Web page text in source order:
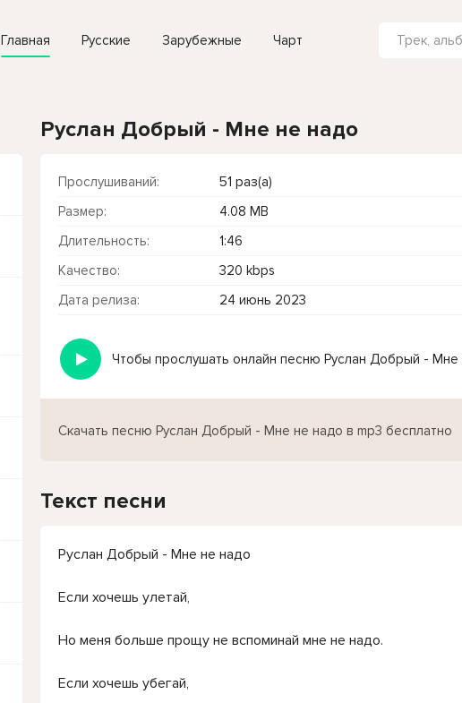
Главная Русские Зарубежные Чарт
Руслан Добрый - Мне не надо
Прослушиваний:
51 раз(а)
Размер:
4.08 MB
Длительность:
1:46
Качество:
320 kbps
Дата релиза:
24 июнь 2023
Скачать песню Руслан Добрый - Мне не надо в mp3 бесплатно
Текст песни
Руслан Добрый - Мне не надо
Если хочешь улетай,
Но меня больше прощу не вспоминай мне не надо.
Если хочешь убегай,